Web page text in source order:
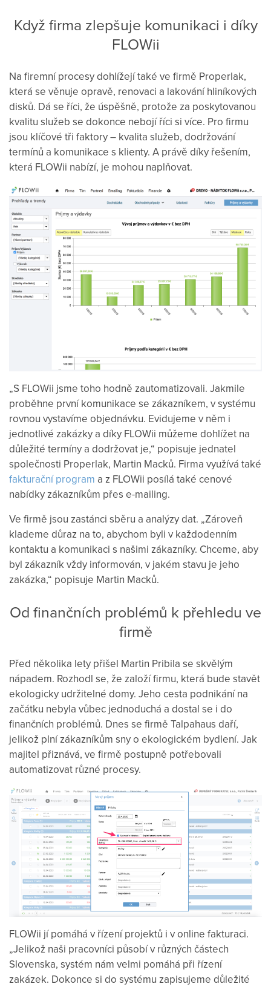
Když firma zlepšuje komunikaci i díky
FLOWii
Na firemní procesy dohlížejí také ve firmě Properlak,
která se věnuje opravě, renovaci a lakování hliníkových
disků. Dá se říci, že úspěšně, protože za poskytovanou
kvalitu služeb se dokonce nebojí říci si více. Pro firmu
jsou klíčové tři faktory – kvalita služeb, dodržování
termínů a komunikace s klienty. A právě díky řešením,
která FLOWii nabízí, je mohou naplňovat.
„S FLOWii jsme toho hodně zautomatizovali. Jakmile
proběhne první komunikace se zákazníkem, v systému
rovnou vystavíme objednávku. Evidujeme v něm i
jednotlivé zakázky a díky FLOWii můžeme dohlížet na
důležité termíny a dodržovat je,“ popisuje jednatel
společnosti Properlak, Martin Macků. Firma využívá také
fakturační program a z FLOWii posílá také cenové
nabídky zákazníkům přes e-mailing.
Ve firmě jsou zastánci sběru a analýzy dat. „Zároveň
klademe důraz na to, abychom byli v každodenním
kontaktu a komunikaci s našimi zákazníky. Chceme, aby
byl zákazník vždy informován, v jakém stavu je jeho
zakázka,“ popisuje Martin Macků.
Od finančních problémů k přehledu ve
firmě
Před několika lety přišel Martin Pribila se skvělým
nápadem. Rozhodl se, že založí firmu, která bude stavět
ekologicky udržitelné domy. Jeho cesta podnikání na
začátku nebyla vůbec jednoduchá a dostal se i do
finančních problémů. Dnes se firmě Talpahaus daří,
jelikož plní zákazníkům sny o ekologickém bydlení. Jak
majitel přiznává, ve firmě postupně potřebovali
automatizovat různé procesy.
FLOWii jí pomáhá v řízení projektů i v online fakturaci.
„Jelikož naši pracovníci působí v různých částech
Slovenska, systém nám velmi pomáhá při řízení
zakázek. Dokonce si do systému zapisujeme důležité